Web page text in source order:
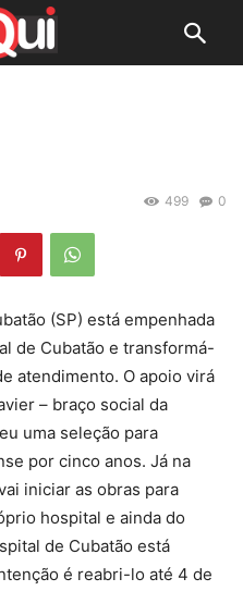
0
499
(SP) está empenhada
de Cubatão e transformá-
atendimento. O apoio virá
– braço social da
uma seleção para
por cinco anos. Já na
iniciar as obras para
hospital e ainda do
de Cubatão está
é reabri-lo até 4 de